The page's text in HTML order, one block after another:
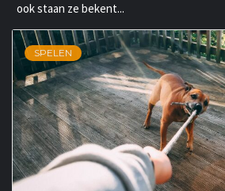
ook staan ze bekent...
SPELEN